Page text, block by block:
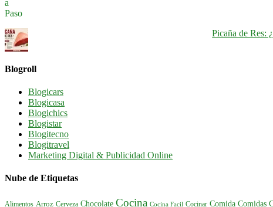
Picaña de Res:
Blogroll
Blogicars
Blogicasa
Blogichics
Blogistar
Blogitecno
Blogitravel
Marketing Digital & Publicidad Online
Nube de Etiquetas
Alimentos Arroz Cerveza Chocolate Cocina Cocina Facil Cocinar Comida Comidas